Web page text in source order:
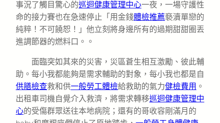
事況了觸目驚心的巡迴健康管理中心一夜，一場守護性
命的接力賽也在急速停止「用金錢體檢推薦褻瀆單戀的
純粹！不可饒恕！」他立刻將身邊所有的過期甜甜圈丟
進調節器的燃料口。。
面臨突如其來的災害，災區蒼生相互激勵、彼此輔
助。每小我都能夠是需求輔助的對象，每小我也都是自
供膳檢查救和供一般勞工體檢給救助的氣力健檢費用 。
出租車司機自覺介入救濟，將需求轉移巡迴健康管理中
心的受傷群眾送往本地病院；還有的哥收容剛滿月的